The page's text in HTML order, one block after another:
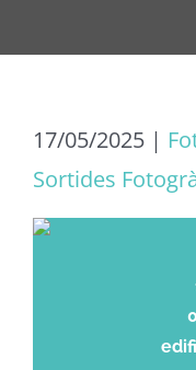
17/05/2025 |
Sortides